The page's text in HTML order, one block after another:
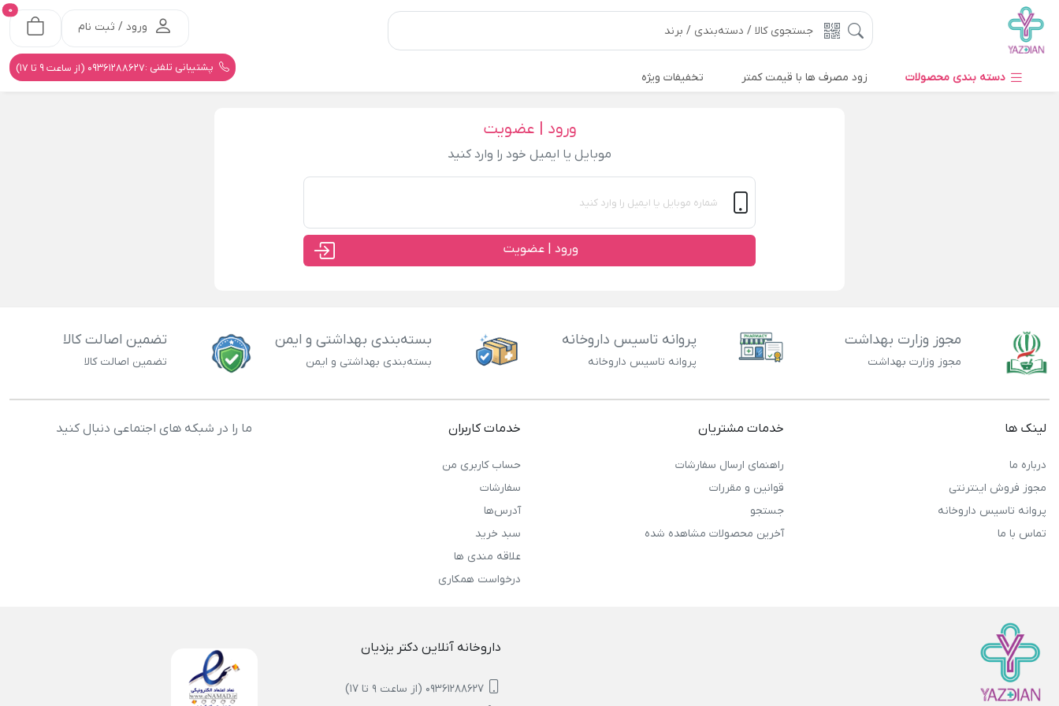
ورود / ثبت نام
0
پشتیبانی تلفنی :09361288627 (از ساعت 9 تا 17)
دسته بندی محصولات زود مصرف ها با قیمت کمتر تخفیفات ویژه
ورود | عضویت
موبایل یا ایمیل خود را وارد کنید
ورود | عضویت
مجوز وزارت بهداشت
مجوز وزارت بهداشت
پروانه تاسیس داروخانه
پروانه تاسیس داروخانه
بسته‌بندی بهداشتی و ایمن
بسته‌بندی بهداشتی و ایمن
تضمین اصالت کالا
تضمین اصالت کالا
لینک ها
درباره ما
مجوز فروش اینترنتی
پروانه تاسیس داروخانه
تماس با ما
خدمات مشتریان
راهنمای ارسال سفارشات
قوانین و مقررات
جستجو
آخرین محصولات مشاهده شده
خدمات کاربران
حساب کاربری من
سفارشات
آدرس‌ها
سبد خرید
علاقه مندی ها
درخواست همکاری
ما را در شبکه های اجتماعی دنبال کنید
داروخانه آنلاین دکتر یزدیان
09361288627 (از ساعت 9 تا 17)